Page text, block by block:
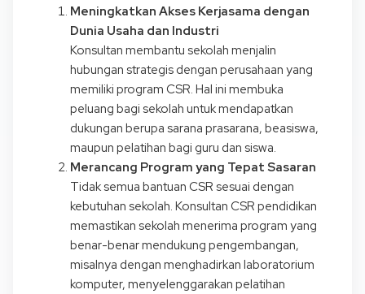
Meningkatkan Akses Kerjasama dengan
Dunia Usaha dan Industri
Konsultan membantu sekolah menjalin
hubungan strategis dengan perusahaan yang
memiliki program CSR. Hal ini membuka
peluang bagi sekolah untuk mendapatkan
dukungan berupa sarana prasarana, beasiswa,
maupun pelatihan bagi guru dan siswa.
Merancang Program yang Tepat Sasaran
Tidak semua bantuan CSR sesuai dengan
kebutuhan sekolah. Konsultan CSR pendidikan
memastikan sekolah menerima program yang
benar-benar mendukung pengembangan,
misalnya dengan menghadirkan laboratorium
komputer, menyelenggarakan pelatihan